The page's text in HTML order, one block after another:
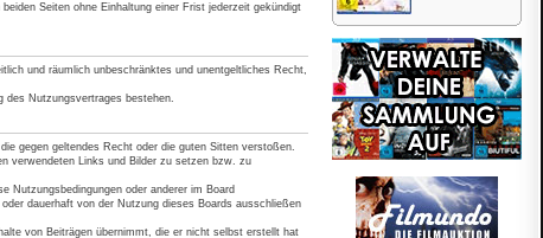
Seiten ohne Einhaltung einer Frist jederzeit gekündigt
und räumlich unbeschränktes und unentgeltliches Recht,
des Nutzungsvertrages bestehen.
gegen geltendes Recht oder die guten Sitten verstoßen.
verwendeten Links und Bilder zu setzen bzw. zu
Nutzungsbedingungen oder anderer im Board
dauerhaft von der Nutzung dieses Boards ausschließen
von Beiträgen übernimmt, die er nicht selbst erstellt hat